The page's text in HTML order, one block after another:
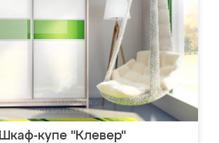
Шкаф-купе "Клевер"